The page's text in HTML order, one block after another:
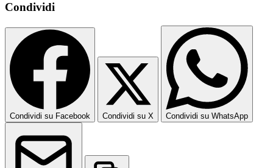
Condividi
Condividi su Facebook Condividi su X Condividi su WhatsApp